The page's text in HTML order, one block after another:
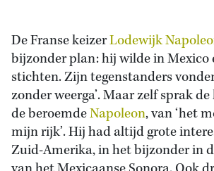
De Franse keizerLodewijk
bijzonder plan: hij wilde in Mexico
stichten. Zijn tegenstanders
zonder weerga’. Maar zelf sprak
de beroemdeNapoleon, van ‘het
mijn rijk’. Hij had altijd grote
Zuid-Amerika, in het bijzonder in